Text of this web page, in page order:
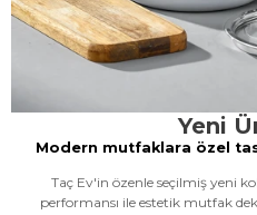
Yeni
Modern mutfaklara özel
Taç Ev'in özenle seçilmiş yeni
performansı ile estetik mutfak